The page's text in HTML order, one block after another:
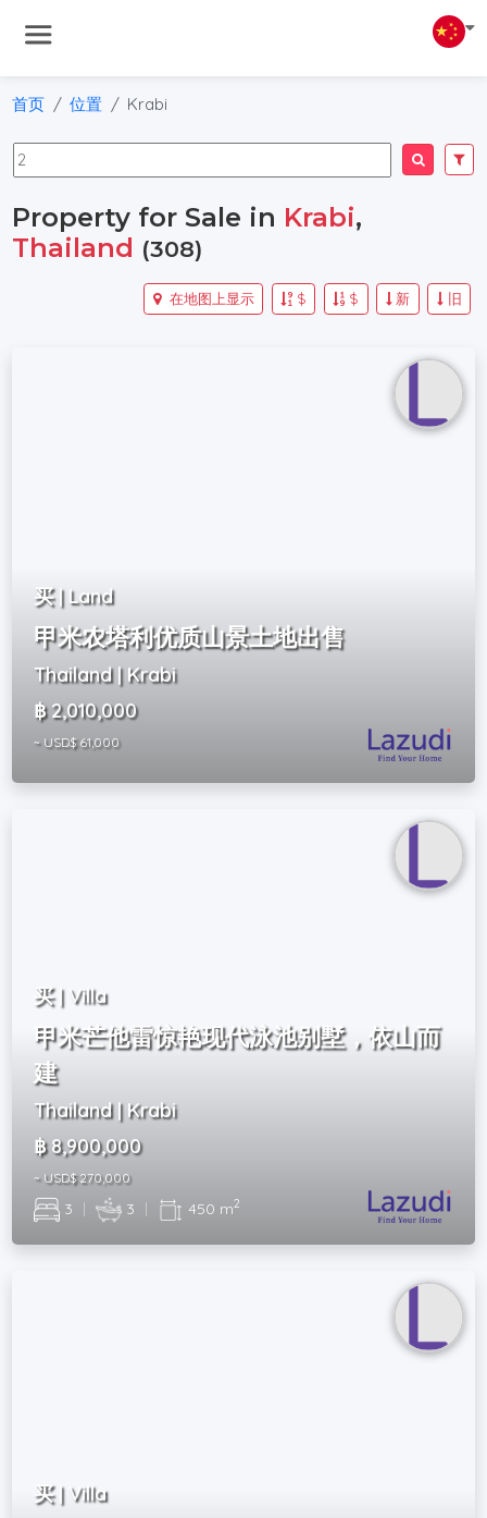
首页 位置 Krabi
Property for Sale in Krabi,
Thailand (308)
旧
新
$
$
在地图上显示
买 | Land
甲米农塔利优质山景土地出售
Thailand | Krabi
฿ 2,010,000
~ USD$ 61,000
买 | Villa
甲米芒他雷惊艳现代泳池别墅，依山而
建
Thailand | Krabi
฿ 8,900,000
~ USD$ 270,000
3 | 3 | 450 m2
买 | Villa